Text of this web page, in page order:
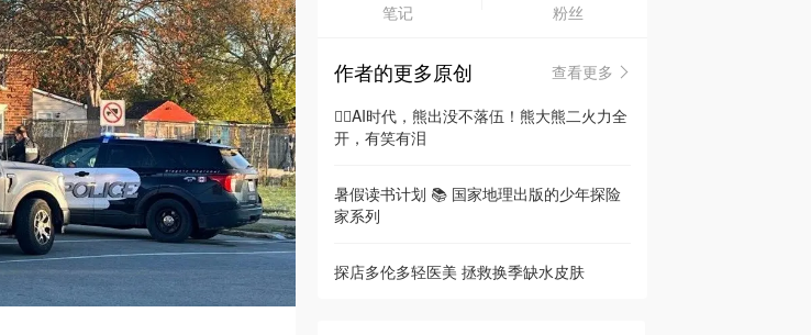
🇦🇺
🇳🇿新西兰
笔记 粉丝
作者的更多原创
查看更多
🦸‍♂️AI时代，熊出没不落伍！熊大熊二火力全
开，有笑有泪
暑假读书计划 📚 国家地理出版的少年探险
家系列
探店多伦多轻医美 拯救换季缺水皮肤